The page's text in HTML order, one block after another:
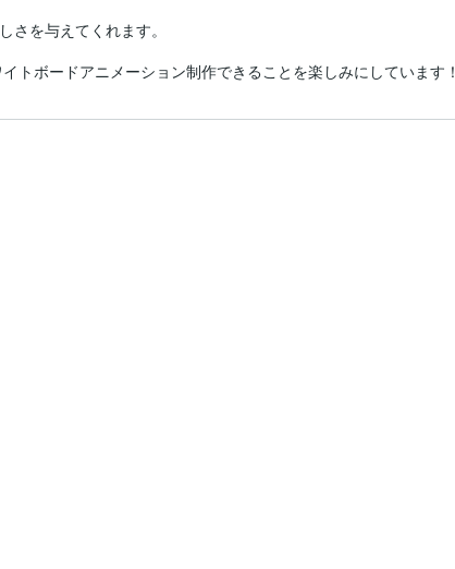
を与えてくれます。
トボードアニメーション制作できることを楽しみにしています！